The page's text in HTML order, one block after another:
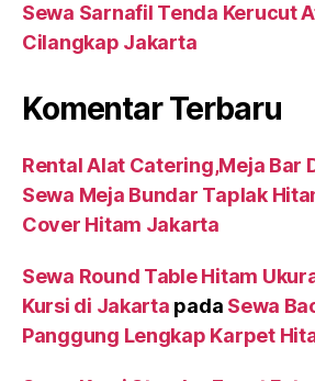
Sewa Sarnafil Tenda Kerucut
Cilangkap Jakarta
Komentar Terbaru
Rental Alat Catering,Meja Bar
Sewa Meja Bundar Taplak
Cover Hitam Jakarta
Sewa Round Table Hitam
Kursi di Jakarta pada Sewa
Panggung Lengkap Karpet